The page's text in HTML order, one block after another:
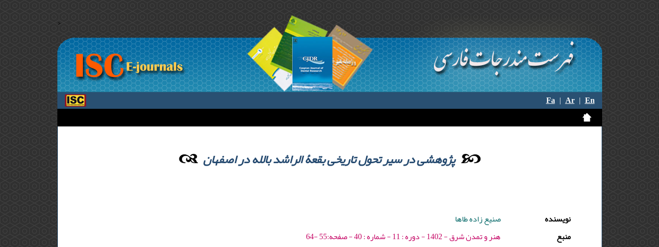
>
Fa|Ar|En
پژوهشی در سیر تحول تاریخی بقعۀ الراشد بالله در اصفهان
نویسنده
صنیع زاده طاها
منبع
هنر و تمدن شرق - 1402 - دوره : 11 - شماره : 40 - صفحه:55 -64